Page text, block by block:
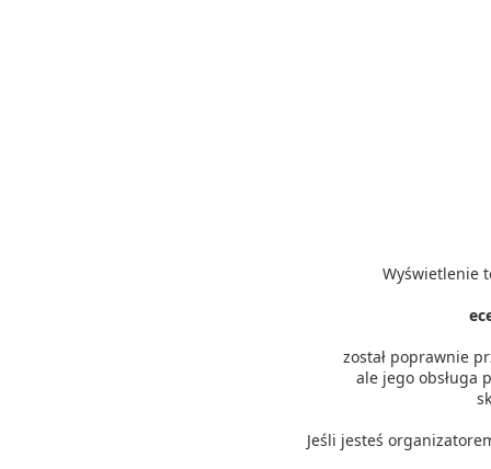
Wyświetlenie
został poprawnie
ale jego obsługa
Jeśli jesteś